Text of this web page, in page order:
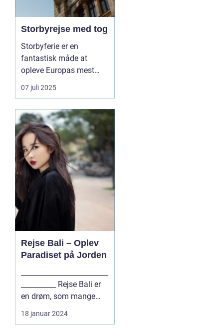
Storbyrejse med tog
Storbyferie er en
fantastisk måde at
opleve Europas mest
spændende byer på. Og
hvad er en bedre måde
med tog? Med tog kan
du rejse komfortabelt og
hurtigt til byer som
Berlin, Hamburg, Paris,
Amster...
07 juli 2025
Rejse Bali – Oplev
Paradiset på Jorden
en drøm, som mange
eventyrlystne rejse...
18 januar 2024